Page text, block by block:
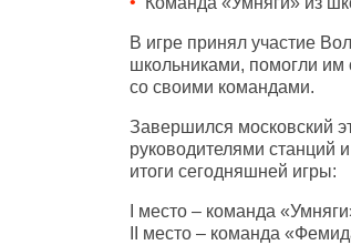
В игре принял участие
школьниками, помогли им
со своими командами.
Завершился московский
руководителями станций
итоги сегодняшней игры:
I место – команда
II место – команда